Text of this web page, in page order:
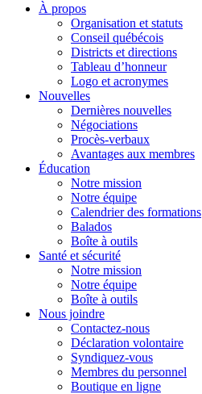
À propos
Organisation et statuts
Conseil québécois
Districts et directions
Tableau d’honneur
Logo et acronymes
Nouvelles
Dernières nouvelles
Négociations
Procès-verbaux
Avantages aux membres
Éducation
Notre mission
Notre équipe
Calendrier des formations
Balados
Boîte à outils
Santé et sécurité
Notre mission
Notre équipe
Boîte à outils
Nous joindre
Contactez-nous
Déclaration volontaire
Syndiquez-vous
Membres du personnel
Boutique en ligne